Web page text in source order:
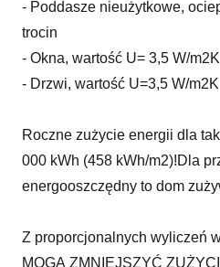
- Poddasze nieużytkowe,
trocin
- Okna, wartość U= 3,5 W/m2K
- Drzwi, wartość U=3,5 W/m2K
Roczne zużycie energii dla
000 kWh (458 kWh/m2)!Dla
energooszczędny to dom
Z proporcjonalnych wyliczeń
MOGĄ ZMNIEJSZYĆ